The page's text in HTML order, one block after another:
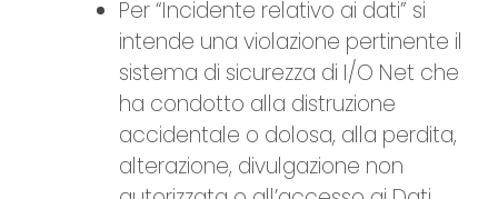
Per “Incidente relativo ai dati” si
intende una violazione pertinente il
sistema di sicurezza di I/O Net che
ha condotto alla distruzione
accidentale o dolosa, alla perdita,
alterazione, divulgazione non